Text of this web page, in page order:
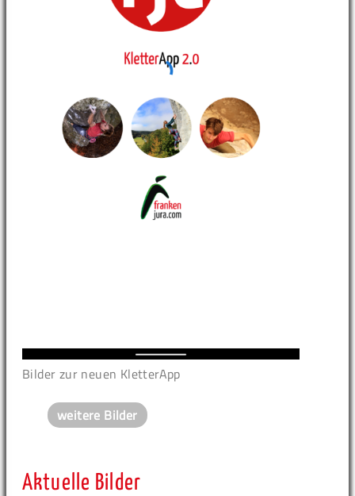
Bilder zur neuen KletterApp
weitere Bilder
Aktuelle Bilder